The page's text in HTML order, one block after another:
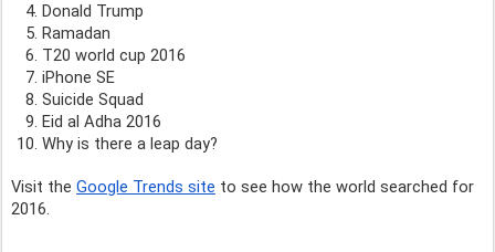
Donald Trump
Ramadan
T20 world cup 2016
iPhone SE
Suicide Squad
Eid al Adha 2016
Why is there a leap day?
Visit the Google Trends site to see how the world searched for
2016.